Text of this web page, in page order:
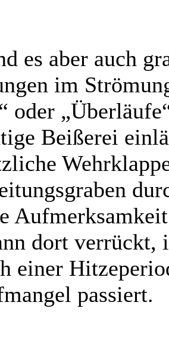
es aber auch
im
oder
Beißerei
dort verrückt,
einer
passiert.